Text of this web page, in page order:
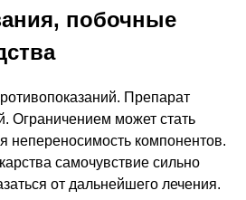
побочные
Препарат
Ограничением может стать
непереносимость компонентов.
самочувствие сильно
от дальнейшего лечения.